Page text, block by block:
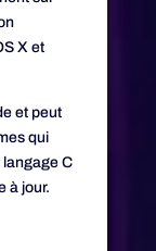
X et
et peut
qui
langage C
à jour.